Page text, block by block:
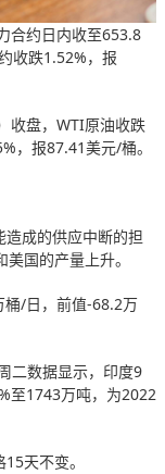
约日内收至653.8
收跌1.52%，报
盘，WTI原油收跌
，报87.41美元/桶。
成的供应中断的担
国的产量上升。
/日，前值-68.2万
二数据显示，印度9
至1743万吨，为2022
天不变。